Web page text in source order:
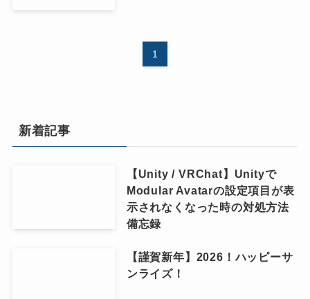
1
新着記事
【Unity / VRChat】Unityで
Modular Avatarの設定項目が表
示されなくなった時の対処方法
備忘録
【謹賀新年】2026！ハッピーサ
ンライズ！